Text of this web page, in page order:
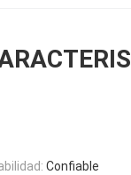
Confiable